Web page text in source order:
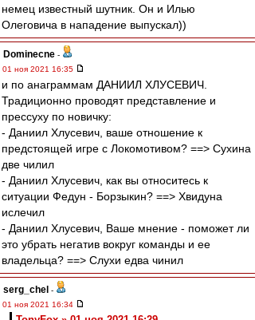
немец известный шутник. Он и Илью
Олеговича в нападение выпускал))
Dominecne -
01 ноя 2021 16:35
и по анаграммам ДАНИИЛ ХЛУСЕВИЧ.
Традиционно проводят представление и
прессуху по новичку:
- Даниил Хлусевич, ваше отношение к
предстоящей игре с Локомотивом? ==> Сухина
две чилил
- Даниил Хлусевич, как вы относитесь к
ситуации Федун - Борзыкин? ==> Хвидуна
ислечил
- Даниил Хлусевич, Ваше мнение - поможет ли
это убрать негатив вокруг команды и ее
владельца? ==> Слухи едва чинил
serg_chel -
01 ноя 2021 16:34